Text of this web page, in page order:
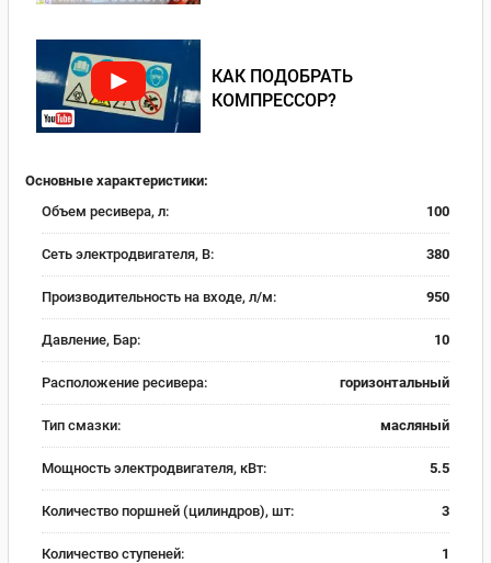
КАК ПОДОБРАТЬ
КОМПРЕССОР?
Основные характеристики:
Объем ресивера, л:
100
Сеть электродвигателя, В: 380
Производительность на входе, л/м: 950
Давление, Бар: 10
Расположение ресивера: горизонтальный
Тип смазки: масляный
Мощность электродвигателя, кВт: 5.5
Количество поршней (цилиндров), шт: 3
Количество ступеней: 1